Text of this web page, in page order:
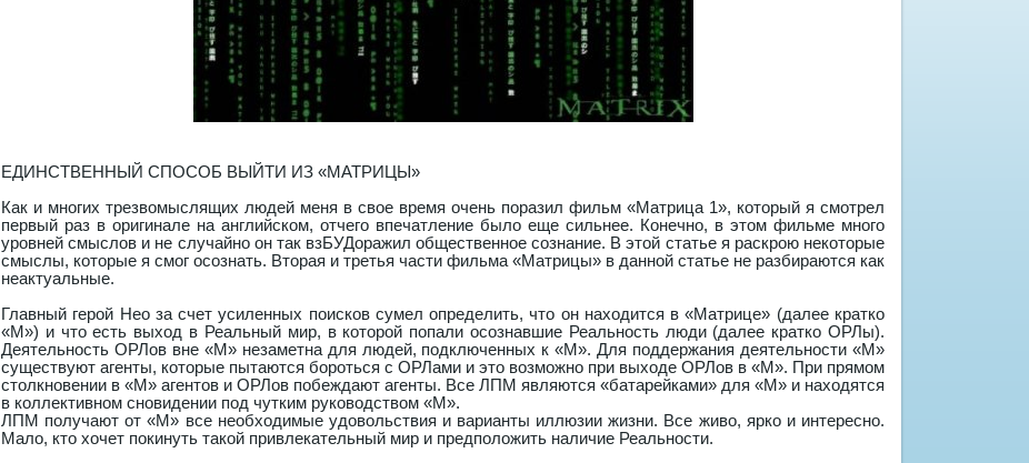
ЕДИНСТВЕННЫЙ СПОСОБ ВЫЙТИ ИЗ «МАТРИЦЫ»
Как и многих трезвомыслящих людей меня в свое время очень поразил фильм «Матрица 1», который я смотрел
первый раз в оригинале на английском, отчего впечатление было еще сильнее. Конечно, в этом фильме много
уровней смыслов и не случайно он так взБУДоражил общественное сознание. В этой статье я раскрою некоторые
смыслы, которые я смог осознать. Вторая и третья части фильма «Матрицы» в данной статье не разбираются как
неактуальные.
Главный герой Нео за счет усиленных поисков сумел определить, что он находится в «Матрице» (далее кратко
«М») и что есть выход в Реальный мир, в которой попали осознавшие Реальность люди (далее кратко ОРЛы).
Деятельность ОРЛов вне «М» незаметна для людей, подключенных к «М». Для поддержания деятельности «М»
существуют агенты, которые пытаются бороться с ОРЛами и это возможно при выходе ОРЛов в «М». При прямом
столкновении в «М» агентов и ОРЛов побеждают агенты. Все ЛПМ являются «батарейками» для «М» и находятся
в коллективном сновидении под чутким руководством «М».
ЛПМ получают от «М» все необходимые удовольствия и варианты иллюзии жизни. Все живо, ярко и интересно.
Мало, кто хочет покинуть такой привлекательный мир и предположить наличие Реальности.